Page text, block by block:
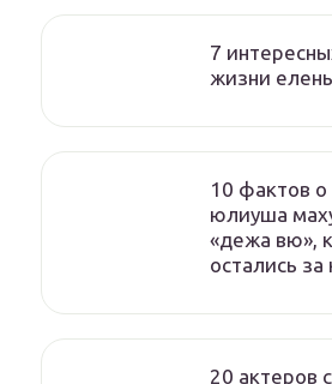
7
жизни
10 фактов
юлиуша
«дежа вю»,
остались
20 актеров с